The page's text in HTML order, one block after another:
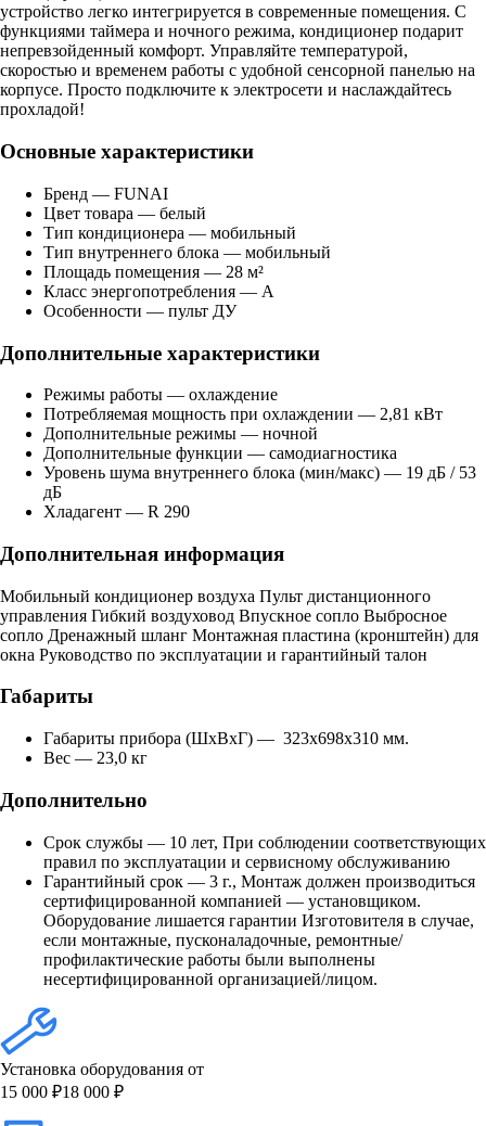
устройство легко интегрируется в современные помещения. С
функциями таймера и ночного режима, кондиционер подарит
непревзойденный комфорт. Управляйте температурой,
скоростью и временем работы с удобной сенсорной панелью на
корпусе. Просто подключите к электросети и наслаждайтесь
прохладой!
Основные характеристики
Бренд — FUNAI
Цвет товара — белый
Тип кондиционера — мобильный
Тип внутреннего блока — мобильный
Площадь помещения — 28 м²
Класс энергопотребления — A
Особенности — пульт ДУ
Дополнительные характеристики
Режимы работы — охлаждение
Потребляемая мощность при охлаждении — 2,81 кВт
Дополнительные режимы — ночной
Дополнительные функции — самодиагностика
Уровень шума внутреннего блока (мин/макс) — 19 дБ / 53
дБ
Хладагент — R 290
Дополнительная информация
Мобильный кондиционер воздуха Пульт дистанционного
управления Гибкий воздуховод Впускное сопло Выбросное
сопло Дренажный шланг Монтажная пластина (кронштейн) для
окна Руководство по эксплуатации и гарантийный талон
Габариты
Габариты прибора (ШхВхГ) — 323x698x310 мм.
Вес — 23,0 кг
Дополнительно
Срок службы — 10 лет, При соблюдении соответствующих
правил по эксплуатации и сервисному обслуживанию
Гарантийный срок — 3 г., Монтаж должен производиться
сертифицированной компанией — установщиком.
Оборудование лишается гарантии Изготовителя в случае,
если монтажные, пусконаладочные, ремонтные/
профилактические работы были выполнены
несертифицированной организацией/лицом.
Установка оборудования от
15 000 ₽18 000 ₽